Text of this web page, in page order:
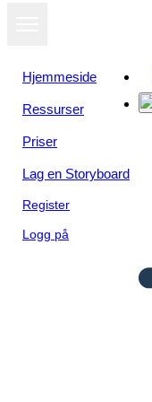
Hjemmeside
Ressurser
Priser
Lag en Storyboard
Register
Logg på
Vis som
lysbildefremvisning